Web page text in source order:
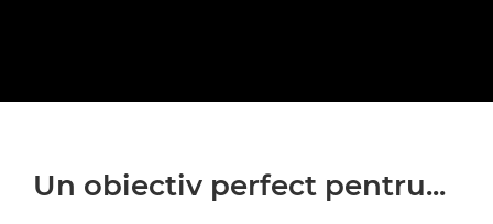
Un obiectiv perfect pentru...